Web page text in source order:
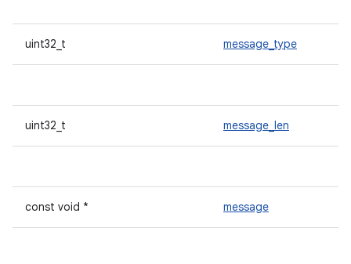
uint32_t message_type
uint32_t message_len
const void * message